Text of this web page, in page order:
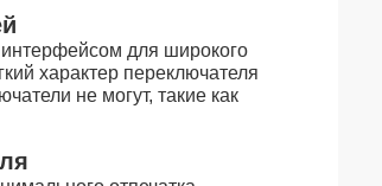
для широкого
характер переключателя
не могут, такие как